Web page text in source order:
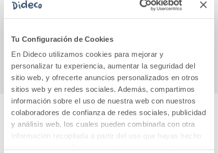
Tu Configuración de Cookies
En Dideco utilizamos cookies para mejorar y
personalizar tu experiencia, aumentar la seguridad del
sitio web, y ofrecerte anuncios personalizados en otros
sitios web y en redes sociales. Además, compartimos
información sobre el uso de nuestra web con nuestros
colaboradores de confianza de redes sociales, publicidad
y análisis web, los cuales pueden combinarla con otra
información recopilada a partir del uso que hayas hecho
fútbol: Lamine
Yamal
9,95€
Comprar
listos
Comprar
Cuéntanos tu opinión